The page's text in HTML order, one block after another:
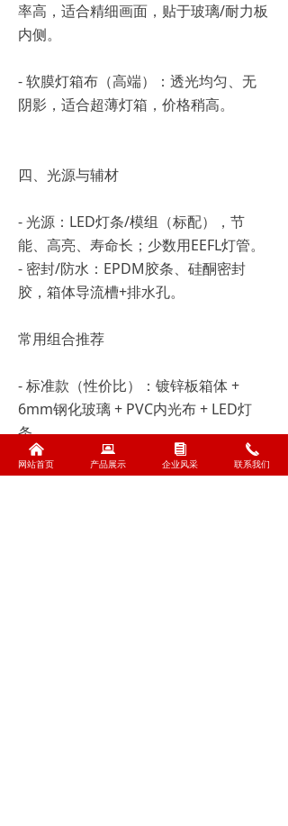
率高，适合精细画面，贴于玻璃/耐力板
内侧。
- 软膜灯箱布（高端）：透光均匀、无
阴影，适合超薄灯箱，价格稍高。
四、光源与辅材
- 光源：LED灯条/模组（标配），节
能、高亮、寿命长；少数用EEFL灯管。
- 密封/防水：EPDM胶条、硅酮密封
胶，箱体导流槽+排水孔。
常用组合推荐
- 标准款（性价比）：镀锌板箱体 +
6mm钢化玻璃 + PVC内光布 + LED灯
条。
- 耐用款（市政/沿海）：304不锈钢框
架 + 5mm PC耐力板 + 车贴背胶 + 防水
낀
网站首页
뀵
产品展示
뀴
企业风采
끅
联系我们